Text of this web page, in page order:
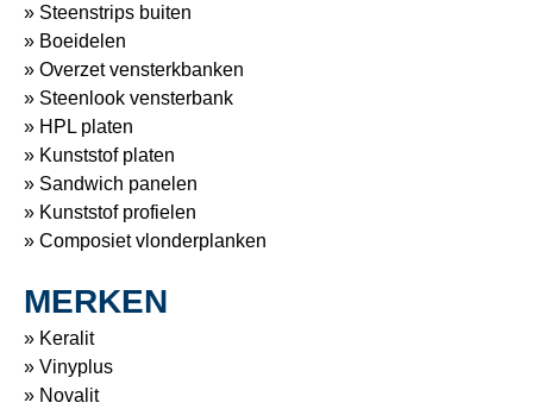
» Steenstrips buiten
» Boeidelen
» Overzet vensterkbanken
» Steenlook vensterbank
» HPL platen
» Kunststof platen
» Sandwich panelen
» Kunststof profielen
» Composiet vlonderplanken
MERKEN
» Keralit
» Vinyplus
» Novalit